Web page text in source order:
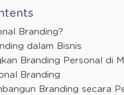
Branding?
dalam Bisnis
Branding Personal di
Branding
Branding secara